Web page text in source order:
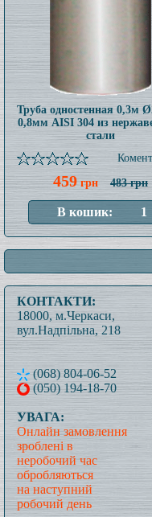
Труба одностенная 0,3м
0,8мм AISI 304 из
стали
459 грн 483 грн
КОНТАКТИ:
18000, м.Черкаси,
вул.Надпільна, 218
(068) 804-06-52
(050) 194-18-70
УВАГА:
Онлайн замовлення
зроблені в
неробочий час
обробляються
на наступний
робочий день